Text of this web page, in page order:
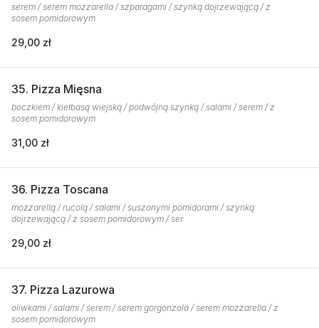
serem / serem mozzarella / szparagami / szynką dojrzewającą / z
sosem pomidorowym
29,00 zł
35. Pizza Mięsna
boczkiem / kiełbasą wiejską / podwójną szynką / salami / serem / z
sosem pomidorowym
31,00 zł
36. Pizza Toscana
mozzarellą / rucolą / salami / suszonymi pomidorami / szynką
dojrzewającą / z sosem pomidorowym / ser
29,00 zł
37. Pizza Lazurowa
oliwkami / salami / serem / serem gorgonzola / serem mozzarella / z
sosem pomidorowym